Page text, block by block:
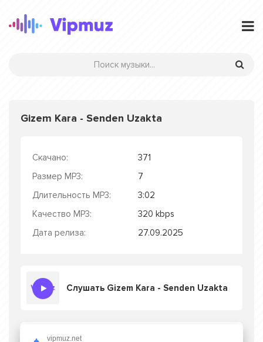
Gizem Kara - Senden Uzakta
Скачано:
371
Размер MP3:
7
Длительность MP3:
3:02
Качество MP3:
320 kbps
Дата релиза:
27.09.2025
Слушать Gizem Kara - Senden Uzakta
Скачать песню Gizem Kara - Senden
vipmuz.net